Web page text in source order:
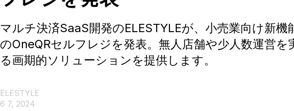
マルチ決済SaaS開発のELESTYLEが、小売業向け新機
のOneQRセルフレジを発表。無人店舗や少人数運営を
る画期的ソリューションを提供します。
ELESTYLE
6 7, 2024